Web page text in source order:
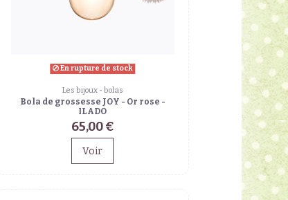
En rupture de stock
Les bijoux - bolas
Bola de grossesse JOY - Or rose -
ILADO
65,00 €
Voir